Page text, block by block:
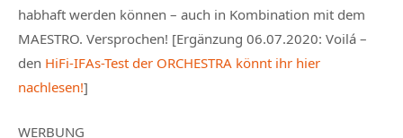
habhaft werden können – auch in Kombination mit dem
MAESTRO. Versprochen! [Ergänzung 06.07.2020: Voilá –
den HiFi-IFAs-Test der ORCHESTRA könnt ihr hier
nachlesen!]
WERBUNG